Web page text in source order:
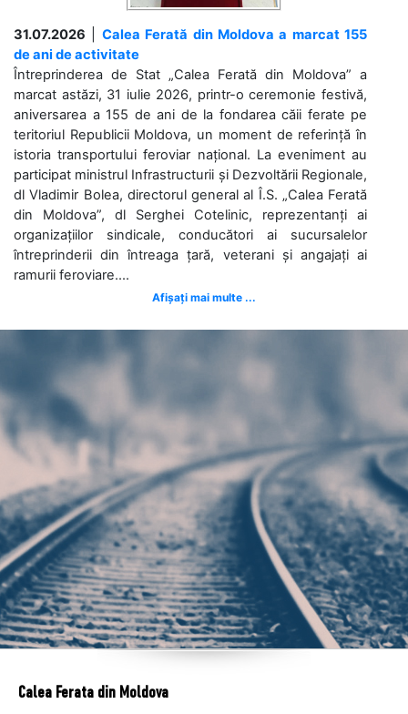
31.07.2026
Calea Ferată din Moldova a marcat 155
de ani de activitate
Întreprinderea de Stat „Calea Ferată din Moldova” a
marcat astăzi, 31 iulie 2026, printr-o ceremonie festivă,
aniversarea a 155 de ani de la fondarea căii ferate pe
teritoriul Republicii Moldova, un moment de referință în
istoria transportului feroviar național. La eveniment au
participat ministrul Infrastructurii și Dezvoltării Regionale,
dl Vladimir Bolea, directorul general al Î.S. „Calea Ferată
din Moldova”, dl Serghei Cotelinic, reprezentanți ai
organizațiilor sindicale, conducători ai sucursalelor
întreprinderii din întreaga țară, veterani și angajați ai
ramurii feroviare....
Afișați mai multe ...
Calea Ferata din Moldova